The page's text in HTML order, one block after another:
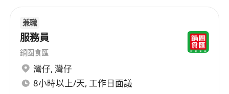
兼職
服務員
鍋圈食匯
灣仔, 灣仔
8小時以上/天, 工作日面議